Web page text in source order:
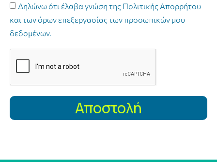
Δηλώνω ότι έλαβα γνώση της Πολιτικής Απορρήτου
και των όρων επεξεργασίας των προσωπικών μου
δεδομένων.
Αποστολή